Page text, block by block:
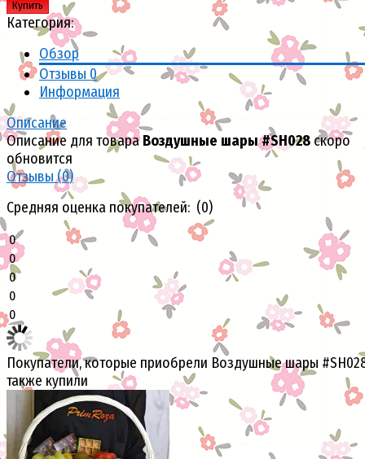
Купить
Категория:
Обзор
Отзывы 0
Информация
Описание
Описание для товараВоздушные шары #SH028 скоро
обновится
Отзывы (0)
Средняя оценка покупателей: (0)
0
0
0
0
0
Покупатели, которые приобрели Воздушные шары
также купили